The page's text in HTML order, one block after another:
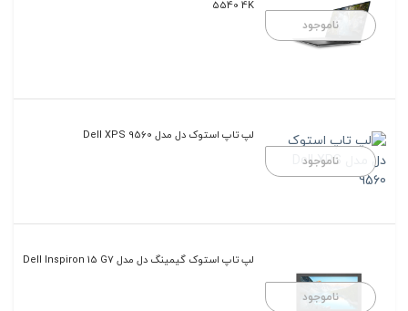
ناموجود
5540 4K
ناموجود
لپ تاپ استوک دل مدل Dell XPS 9560
ناموجود
لپ تاپ استوک گیمینگ دل مدل Dell Inspiron 15 G7